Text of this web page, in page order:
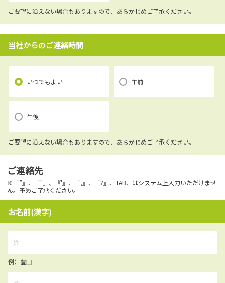
ご要望に沿えない場合もありますので、あらかじめご了承ください。
当社からのご連絡時間
いつでもよい 午前
午後
ご要望に沿えない場合もありますので、あらかじめご了承ください。
ご連絡先
※『”』、『"』、『'』、『,』、『?』、TAB、はシステム上入力いただけませ
ん。予めご了承ください。
お名前(漢字)
例）豊田